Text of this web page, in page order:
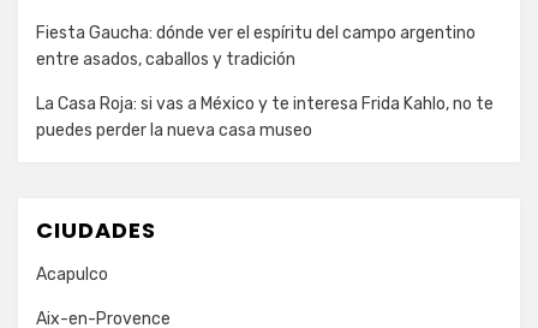
Fiesta Gaucha: dónde ver el espíritu del campo argentino
entre asados, caballos y tradición
La Casa Roja: si vas a México y te interesa Frida Kahlo, no te
puedes perder la nueva casa museo
CIUDADES
Acapulco
Aix-en-Provence